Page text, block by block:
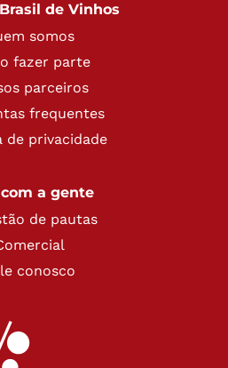
de Vinhos
somos
fazer parte
parceiros
frequentes
de privacidade
a gente
de pautas
conosco